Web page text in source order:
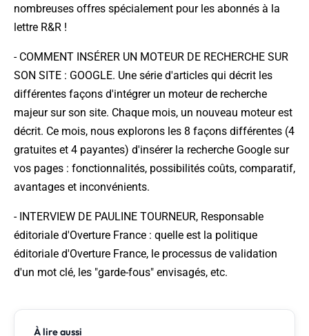
nombreuses offres spécialement pour les abonnés à la
lettre R&R !
- COMMENT INSÉRER UN MOTEUR DE RECHERCHE SUR
SON SITE : GOOGLE. Une série d'articles qui décrit les
différentes façons d'intégrer un moteur de recherche
majeur sur son site. Chaque mois, un nouveau moteur est
décrit. Ce mois, nous explorons les 8 façons différentes (4
gratuites et 4 payantes) d'insérer la recherche Google sur
vos pages : fonctionnalités, possibilités coûts, comparatif,
avantages et inconvénients.
- INTERVIEW DE PAULINE TOURNEUR, Responsable
éditoriale d'Overture France : quelle est la politique
éditoriale d'Overture France, le processus de validation
d'un mot clé, les "garde-fous" envisagés, etc.
À lire aussi